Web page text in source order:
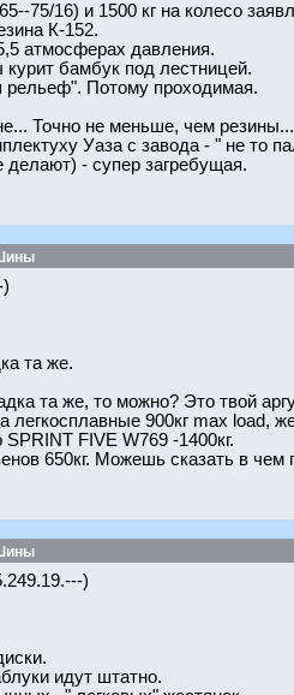
75/16) и 1500 кг на колесо
К-152.
атмосферах давления.
бамбук под лестницей.
рельеф". Потому проходимая.
Точно не меньше, чем
Уаза с завода - " не то
- супер загребущая.
та же.
та же, то можно? Это твой
легкосплавные 900кг max load,
FIVE W769 -1400кг.
650кг. Можешь сказать в
)
идут штатно.